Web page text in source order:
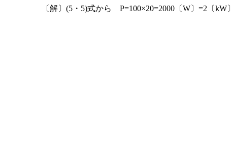
〔解〕(5・5)式から P=100×20=2000〔W〕=2〔kW〕